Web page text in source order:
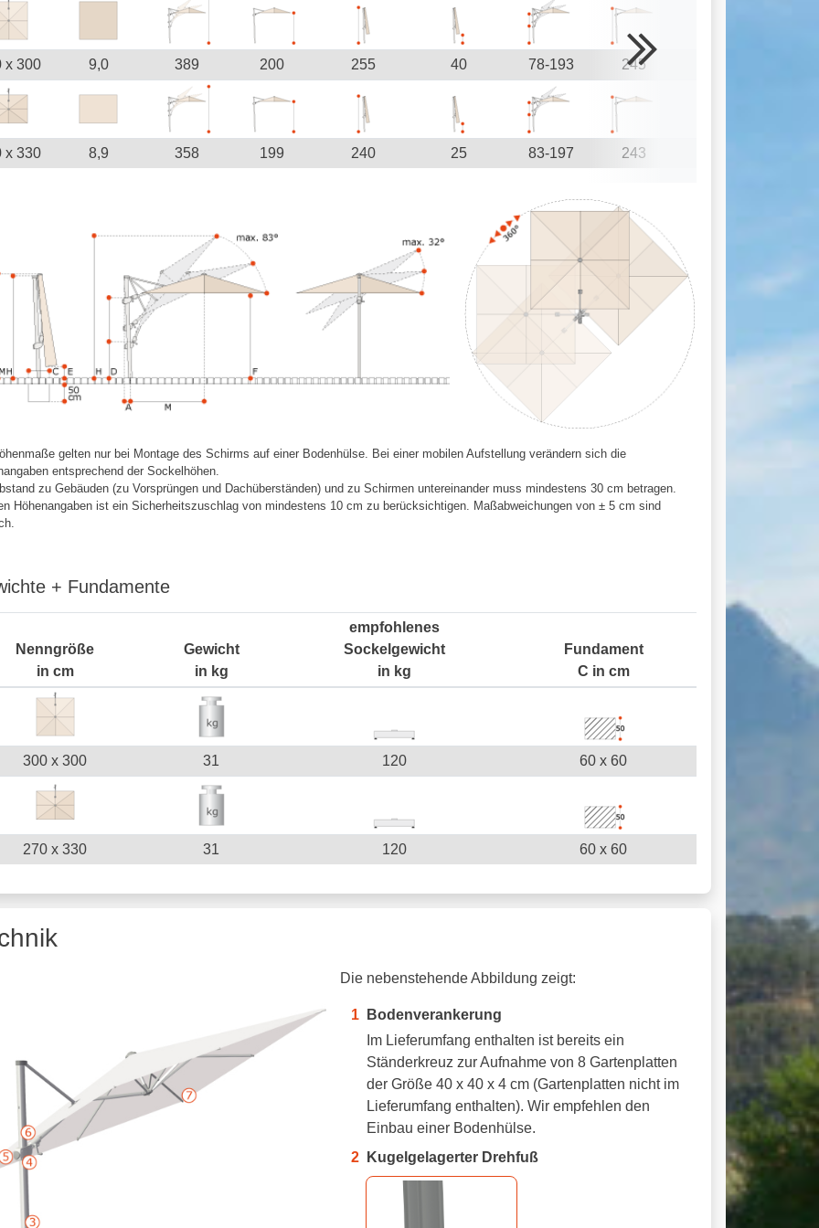
x 300 9,0 389 200 255 40 78-193 245
x 330 8,9 358 199 240 25 83-197 243
gelten nur bei Montage des Schirms auf einer Bodenhülse. Bei einer mobilen Aufstellung verändern sich die
entsprechend der Sockelhöhen.
zu Gebäuden (zu Vorsprüngen und Dachüberständen) und zu Schirmen untereinander muss mindestens 30 cm betragen.
Höhenangaben ist ein Sicherheitszuschlag von mindestens 10 cm zu berücksichtigen. Maßabweichungen von ± 5 cm sind
+ Fundamente
Nenngröße
in cm
Gewicht
in kg
empfohlenes
Sockelgewicht
in kg
Fundament
C in cm
300 x 300 31 120 60 x 60
270 x 330 31 120 60 x 60
Die nebenstehendeAbbildung zeigt:
Bodenverankerung
Im Lieferumfang enthalten ist bereits ein
Ständerkreuz zur Aufnahme von 8 Gartenplatten
der Größe 40 x 40 x 4 cm (Gartenplatten nicht im
Lieferumfang enthalten). Wir empfehlen den
Einbau einer Bodenhülse.
Kugelgelagerter Drehfuß